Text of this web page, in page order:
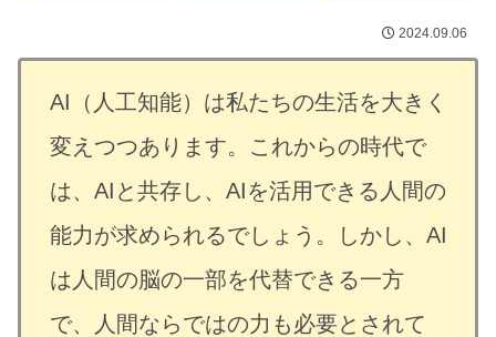
2024.09.06
AI（人工知能）は私たちの生活を大きく
変えつつあります。これからの時代で
は、AIと共存し、AIを活用できる人間の
能力が求められるでしょう。しかし、AI
は人間の脳の一部を代替できる一方
で、人間ならではの力も必要とされて